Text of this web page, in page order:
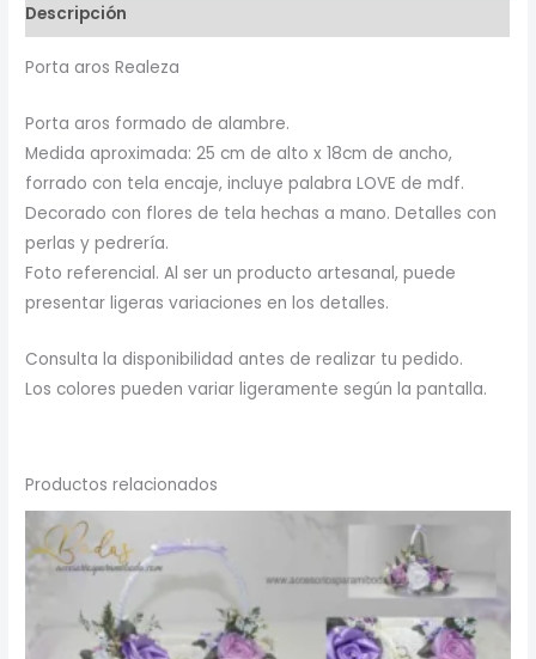
Descripción
Porta aros Realeza
Porta aros formado de alambre.
Medida aproximada: 25 cm de alto x 18cm de ancho,
forrado con tela encaje, incluye palabra LOVE de mdf.
Decorado con flores de tela hechas a mano. Detalles con
perlas y pedrería.
Foto referencial. Al ser un producto artesanal, puede
presentar ligeras variaciones en los detalles.
Consulta la disponibilidad antes de realizar tu pedido.
Los colores pueden variar ligeramente según la pantalla.
Productos relacionados